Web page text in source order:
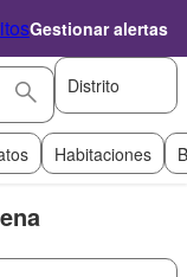
Gestionar alertas
Distrito
Habitaciones